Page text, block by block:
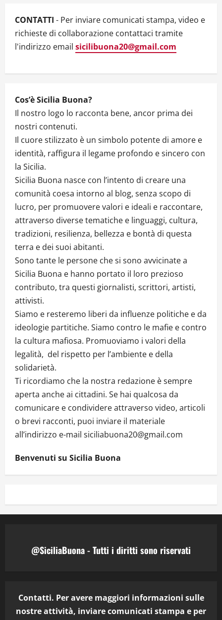
MAFIE
CONTATTI - Per inviare comunicati stampa, video e
richieste di collaborazione contattaci tramite
l'indirizzo email sicilibuona20@gmail.com
Cos’è Sicilia Buona?
Il nostro logo lo racconta bene, ancor prima dei
nostri contenuti.
Il cuore stilizzato è un simbolo potente di amore e
identità, raffigura il legame profondo e sincero con
la Sicilia.
Sicilia Buona nasce con l’intento di creare una
comunità coesa intorno al blog, senza scopo di
lucro, per promuovere valori e ideali e raccontare,
attraverso diverse tematiche e linguaggi, cultura,
tradizioni, resilienza, bellezza e bontà di questa
terra e dei suoi abitanti.
Sono tante le persone che si sono avvicinate a
Sicilia Buona e hanno portato il loro prezioso
contributo, tra questi giornalisti, scrittori, artisti,
attivisti.
Siamo e resteremo liberi da influenze politiche e da
ideologie partitiche. Siamo contro le mafie e contro
la cultura mafiosa. Promuoviamo i valori della
legalità, del rispetto per l’ambiente e della
solidarietà.
Ti ricordiamo che la nostra redazione è sempre
aperta anche ai cittadini. Se hai qualcosa da
comunicare e condividere attraverso video, articoli
o brevi racconti, puoi inviare il materiale
all’indirizzo e-mail siciliabuona20@gmail.com
Benvenuti su Sicilia Buona
@SiciliaBuona - Tutti i diritti sono riservati
Contatti. Per avere maggiori informazioni sulle
nostre attività, inviare comunicati stampa e per